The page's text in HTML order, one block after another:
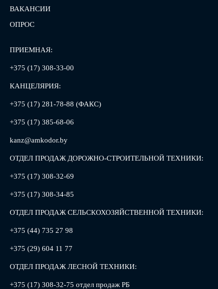
ВАКАНСИИ
ОПРОС
ПРИЕМНАЯ:
+375 (17) 308-33-00
КАНЦЕЛЯРИЯ:
+375 (17) 281-78-88 (ФАКС)
+375 (17) 385-68-06
kanz@amkodor.by
ОТДЕЛ ПРОДАЖ ДОРОЖНО-СТРОИТЕЛЬНОЙ ТЕХНИКИ:
+375 (17) 308-32-69
+375 (17) 308-34-85
ОТДЕЛ ПРОДАЖ СЕЛЬСКОХОЗЯЙСТВЕННОЙ ТЕХНИКИ:
+375 (44) 735 27 98
+375 (29) 604 11 77
ОТДЕЛ ПРОДАЖ ЛЕСНОЙ ТЕХНИКИ:
+375 (17) 308-32-75 отдел продаж РБ